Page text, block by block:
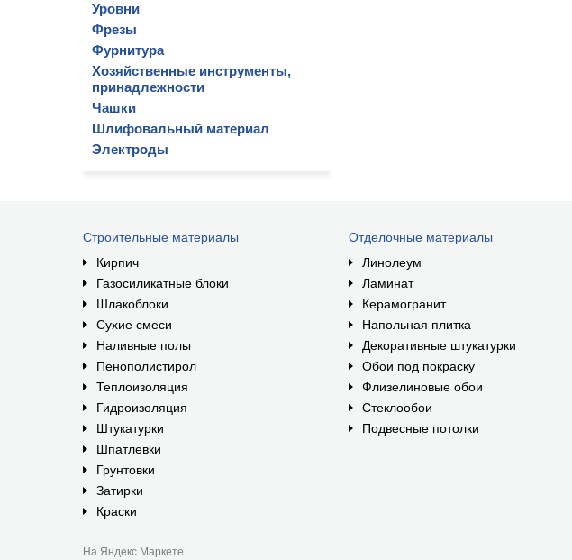
Уровни
Фрезы
Фурнитура
Хозяйственные инструменты,
принадлежности
Чашки
Шлифовальный материал
Электроды
Строительные материалы
Кирпич
Газосиликатные блоки
Шлакоблоки
Сухие смеси
Наливные полы
Пенополистирол
Теплоизоляция
Гидроизоляция
Штукатурки
Шпатлевки
Грунтовки
Затирки
Краски
На Яндекс.Маркете
Отделочные материалы
Линолеум
Ламинат
Керамогранит
Напольная плитка
Декоративные штукатурки
Обои под покраску
Флизелиновые обои
Стеклообои
Подвесные потолки